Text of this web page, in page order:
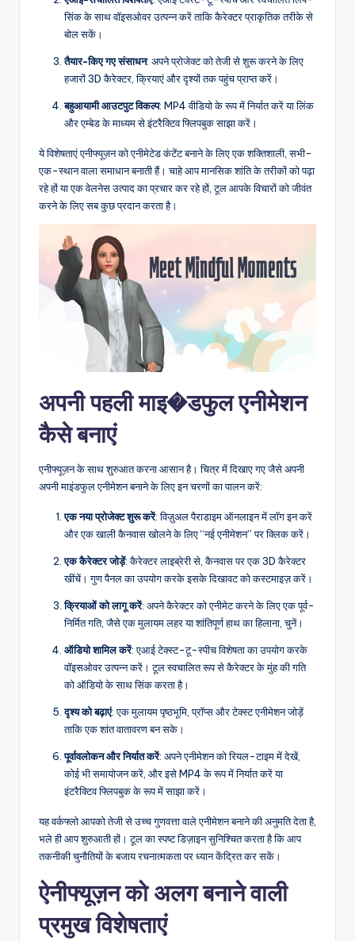
सिंक के साथ वॉइसओवर उत्पन्न करें ताकि कैरेक्टर प्राकृतिक तरीके से
बोल सकें।
तैयार-किए गए संसाधन: अपने प्रोजेक्ट को तेजी से शुरू करने के लिए
हजारों 3D कैरेक्टर, क्रियाएं और दृश्यों तक पहुंच प्राप्त करें।
बहुआयामी आउटपुट विकल्प: MP4 वीडियो के रूप में निर्यात करें या लिंक
और एम्बेड के माध्यम से इंटरैक्टिव फ्लिपबुक साझा करें।
ये विशेषताएं एनीफ्यूज़न को एनीमेटेड कंटेंट बनाने के लिए एक शक्तिशाली, सभी-
एक-स्थान वाला समाधान बनाती हैं। चाहे आप मानसिक शांति के तरीकों को पढ़ा
रहे हों या एक वेलनेस उत्पाद का प्रचार कर रहे हों, टूल आपके विचारों को जीवंत
करने के लिए सब कुछ प्रदान करता है।
अपनी पहली माइ�डफुल एनीमेशन
कैसे बनाएं
एनीफ्यूज़न के साथ शुरुआत करना आसान है। चित्र में दिखाए गए जैसे अपनी
अपनी माइंडफुल एनीमेशन बनाने के लिए इन चरणों का पालन करें:
एक नया प्रोजेक्ट शुरू करें: विज़ुअल पैराडाइम ऑनलाइन में लॉग इन करें
और एक खाली कैनवास खोलने के लिए “नई एनीमेशन” पर क्लिक करें।
एक कैरेक्टर जोड़ें: कैरेक्टर लाइब्रेरी से, कैनवास पर एक 3D कैरेक्टर
खींचें। गुण पैनल का उपयोग करके इसके दिखावट को कस्टमाइज़ करें।
क्रियाओं को लागू करें: अपने कैरेक्टर को एनीमेट करने के लिए एक पूर्व-
निर्मित गति, जैसे एक मुलायम लहर या शांतिपूर्ण हाथ का हिलाना, चुनें।
ऑडियो शामिल करें: एआई टेक्स्ट-टू-स्पीच विशेषता का उपयोग करके
वॉइसओवर उत्पन्न करें। टूल स्वचालित रूप से कैरेक्टर के मुंह की गति
को ऑडियो के साथ सिंक करता है।
दृश्य को बढ़ाएं: एक मुलायम पृष्ठभूमि, प्रॉप्स और टेक्स्ट एनीमेशन जोड़ें
ताकि एक शांत वातावरण बन सके।
पूर्वावलोकन और निर्यात करें: अपने एनीमेशन को रियल-टाइम में देखें,
कोई भी समायोजन करें, और इसे MP4 के रूप में निर्यात करें या
इंटरैक्टिव फ्लिपबुक के रूप में साझा करें।
यह वर्कफ्लो आपको तेजी से उच्च गुणवत्ता वाले एनीमेशन बनाने की अनुमति देता है,
भले ही आप शुरुआती हों। टूल का स्पष्ट डिज़ाइन सुनिश्चित करता है कि आप
तकनीकी चुनौतियों के बजाय रचनात्मकता पर ध्यान केंद्रित कर सकें।
ऐनीफ्यूज़न को अलग बनाने वाली
प्रमुख विशेषताएं